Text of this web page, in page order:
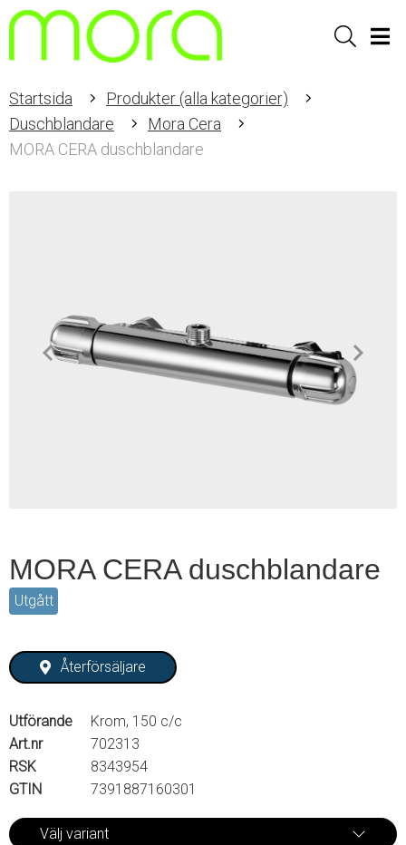
Sök
Startsida
Produkter (alla kategorier)
Duschblandare
Mora Cera
MORA CERA duschblandare
MORA CERA duschblandare
Utgått
Återförsäljare
Utförande
Krom, 150 c/c
Art.nr
702313
RSK
8343954
GTIN
7391887160301
Välj variant